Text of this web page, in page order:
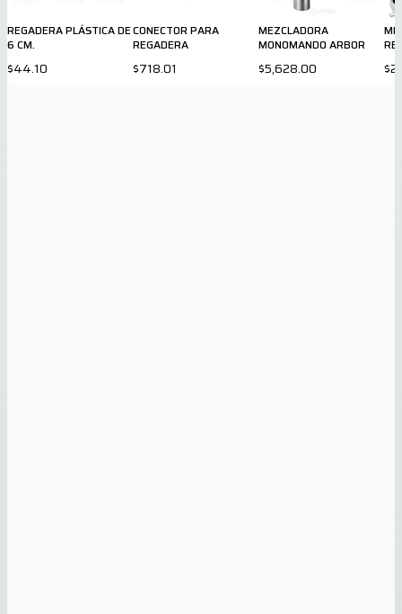
REGADERA PLÁSTICA DE
6 CM.
$44.10
CONECTOR PARA
REGADERA
$718.01
MEZCLADORA
MONOMANDO ARBOR
$5,628.00